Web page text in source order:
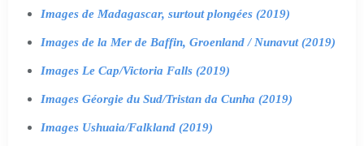
Images de Madagascar, surtout plongées (2019)
Images de la Mer de Baffin, Groenland / Nunavut (2019)
Images Le Cap/Victoria Falls (2019)
Images Géorgie du Sud/Tristan da Cunha (2019)
Images Ushuaia/Falkland (2019)